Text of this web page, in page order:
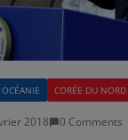
CORÉE DU NORD
2018 0 Comments